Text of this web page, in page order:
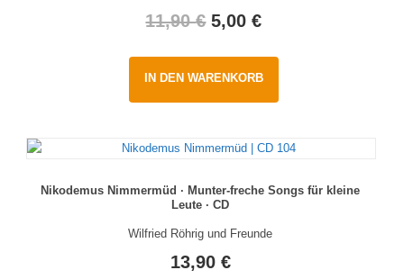
11,90€ Original
was:
5,00€Current
is:
IN DEN WARENKORB
Nikodemus Nimmermüd · Munter-freche Songs für kleine
Leute · CD
Wilfried Röhrig und Freunde
13,90 €